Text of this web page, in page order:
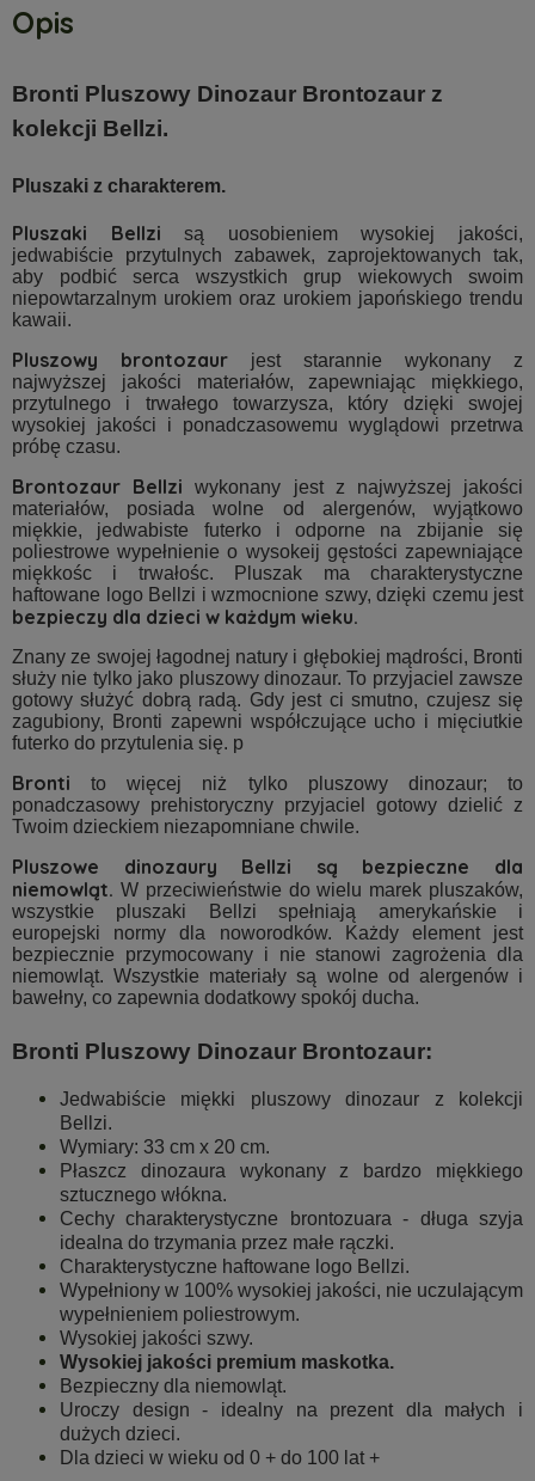
Opis
Bronti Pluszowy Dinozaur Brontozaur z
kolekcji Bellzi.
Pluszaki z charakterem.
Pluszaki Bellzi są uosobieniem wysokiej jakości,
jedwabiście przytulnych zabawek, zaprojektowanych tak,
aby podbić serca wszystkich grup wiekowych swoim
niepowtarzalnym urokiem oraz urokiem japońskiego trendu
kawaii.
Pluszowy brontozaur jest starannie wykonany z
najwyższej jakości materiałów, zapewniając miękkiego,
przytulnego i trwałego towarzysza, który dzięki swojej
wysokiej jakości i ponadczasowemu wyglądowi przetrwa
próbę czasu.
Brontozaur Bellzi wykonany jest z najwyższej jakości
materiałów, posiada wolne od alergenów, wyjątkowo
miękkie, jedwabiste futerko i odporne na zbijanie się
poliestrowe wypełnienie o wysokeij gęstości zapewniające
miękkośc i trwałośc. Pluszak ma charakterystyczne
haftowane logo Bellzi i wzmocnione szwy, dzięki czemu jest
bezpieczy dla dzieci w każdym wieku.
Znany ze swojej łagodnej natury i głębokiej mądrości, Bronti
służy nie tylko jako pluszowy dinozaur. To przyjaciel zawsze
gotowy służyć dobrą radą. Gdy jest ci smutno, czujesz się
zagubiony, Bronti zapewni współczujące ucho i mięciutkie
futerko do przytulenia się. p
Bronti to więcej niż tylko pluszowy dinozaur; to
ponadczasowy prehistoryczny przyjaciel gotowy dzielić z
Twoim dzieckiem niezapomniane chwile.
Pluszowe dinozaury Bellzi są bezpieczne dla
niemowląt. W przeciwieństwie do wielu marek pluszaków,
wszystkie pluszaki Bellzi spełniają amerykańskie i
europejski normy dla noworodków. Każdy element jest
bezpiecznie przymocowany i nie stanowi zagrożenia dla
niemowląt. Wszystkie materiały są wolne od alergenów i
bawełny, co zapewnia dodatkowy spokój ducha.
Bronti Pluszowy Dinozaur Brontozaur:
Jedwabiście miękki pluszowy dinozaur z kolekcji
Bellzi.
Wymiary: 33 cm x 20 cm.
Płaszcz dinozaura wykonany z bardzo miękkiego
sztucznego włókna.
Cechy charakterystyczne brontozuara - długa szyja
idealna do trzymania przez małe rączki.
Charakterystyczne haftowane logo Bellzi.
Wypełniony w 100% wysokiej jakości, nie uczulającym
wypełnieniem poliestrowym.
Wysokiej jakości szwy.
Wysokiej jakości premium maskotka.
Bezpieczny dla niemowląt.
Uroczy design - idealny na prezent dla małych i
dużych dzieci.
Dla dzieci w wieku od 0 + do 100 lat +